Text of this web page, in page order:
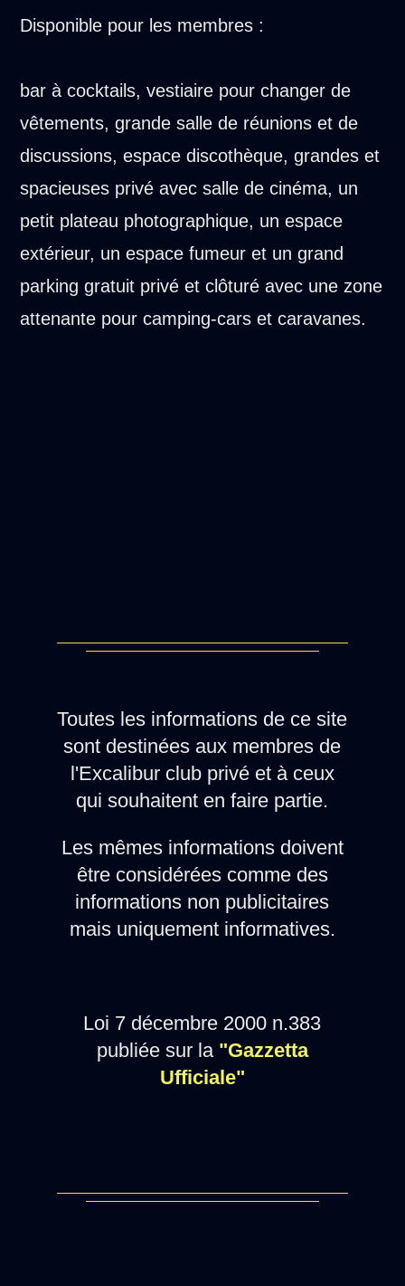
Disponible pour les membres :
bar à cocktails, vestiaire pour changer de
vêtements, grande salle de réunions et de
discussions, espace discothèque, grandes et
spacieuses privé avec salle de cinéma, un
petit plateau photographique, un espace
extérieur, un espace fumeur et un grand
parking gratuit privé et clôturé avec une zone
attenante pour camping-cars et caravanes.
Toutes les informations de ce site
sont destinées aux membres de
l'Excalibur club privé et à ceux
qui souhaitent en faire partie.
Les mêmes informations doivent
être considérées comme des
informations non publicitaires
mais uniquement informatives.
Loi 7 décembre 2000 n.383
publiée sur la "Gazzetta
Ufficiale"